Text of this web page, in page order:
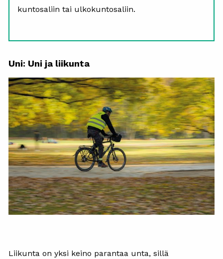
kuntosaliin tai ulkokuntosaliin.
Uni: Uni ja liikunta
Liikunta on yksi keino parantaa unta, sillä